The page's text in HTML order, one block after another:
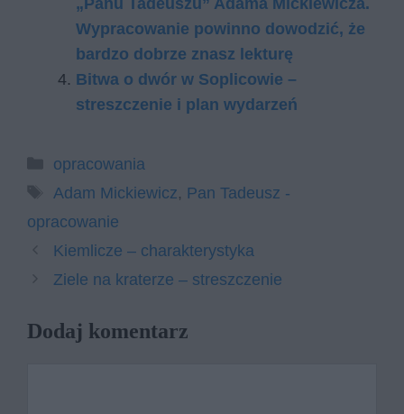
Wypracowanie powinno dowodzić, że
bardzo dobrze znasz lekturę
Bitwa o dwór w Soplicowie –
streszczenie i plan wydarzeń
Kategorie
opracowania
Tagi
Adam Mickiewicz, Pan Tadeusz -
opracowanie
Kiemlicze – charakterystyka
Ziele na kraterze – streszczenie
Dodaj komentarz